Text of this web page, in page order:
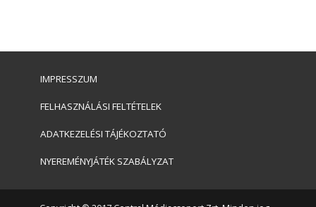
IMPRESSZUM
FELHASZNÁLÁSI FELTÉTELEK
ADATKEZELÉSI TÁJÉKOZTATÓ
NYEREMÉNYJÁTÉK SZABÁLYZAT